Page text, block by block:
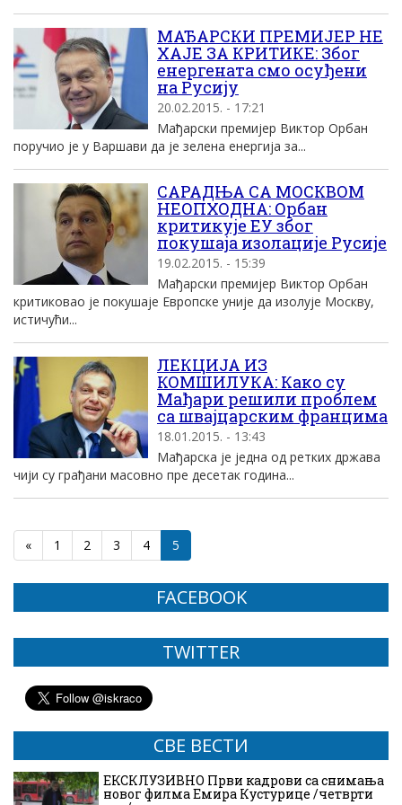
МАЂАРСКИ ПРЕМИЈЕР НЕ
ХАЈЕ ЗА КРИТИКЕ: Због
енергената смо осуђени
на Русију
20.02.2015. - 17:21
Мађарски премијер Виктор Орбан
поручио је у Варшави да је зелена енергија за...
САРАДЊА СА МОСКВОМ
НЕОПХОДНА: Орбан
критикује ЕУ због
покушаја изолације Русије
19.02.2015. - 15:39
Мађарски премијер Виктор Орбан
критиковао је покушаје Европске уније да изолује Москву,
истичући...
ЛЕКЦИЈА ИЗ
КОМШИЛУКА: Како су
Мађари решили проблем
са швајцарским францима
18.01.2015. - 13:43
Мађарска је једна од ретких држава
чији су грађани масовно пре десетак година...
« 1 2 3 4 5
FACEBOOK
TWITTER
СВЕ ВЕСТИ
ЕКСКЛУЗИВНО Први кадрови са снимања
новог филма Емира Кустурице /четврти